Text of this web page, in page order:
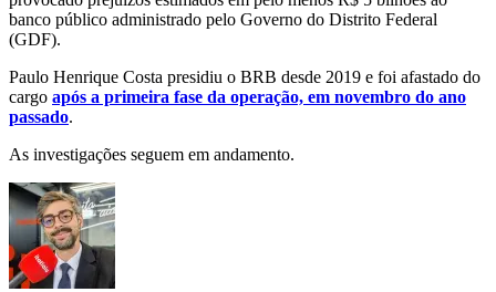
banco público administrado pelo Governo do Distrito Federal
(GDF).
Paulo Henrique Costa presidiu o BRB desde 2019 e foi afastado do
cargo após a primeira fase da operação, em novembro do ano
passado.
As investigações seguem em andamento.